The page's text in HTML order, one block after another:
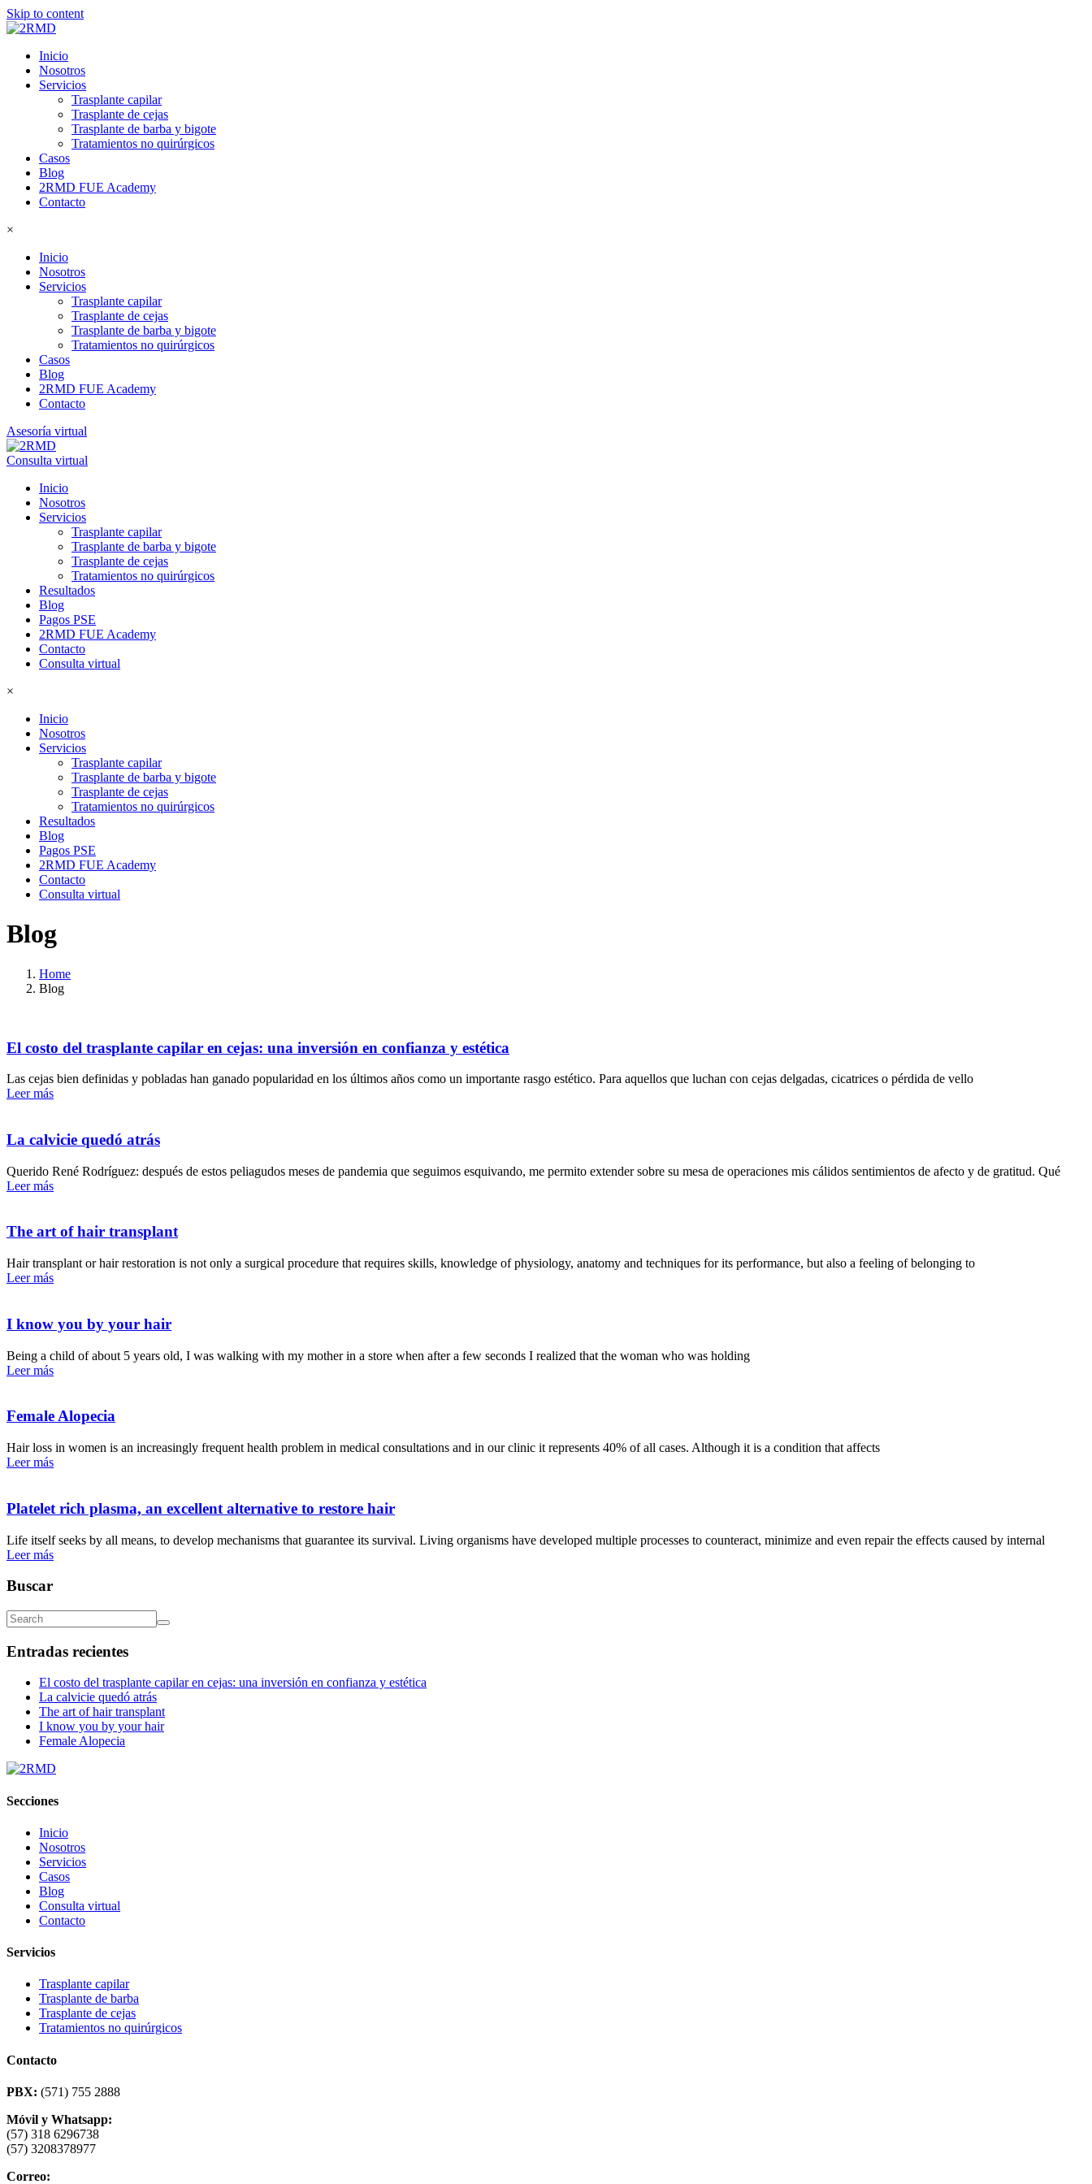
Skip to content
Inicio
Nosotros
Servicios
Trasplante capilar
Trasplante de cejas
Trasplante de barba y bigote
Tratamientos no quirúrgicos
Casos
Blog
2RMD FUE Academy
Contacto
×
Inicio
Nosotros
Servicios
Trasplante capilar
Trasplante de cejas
Trasplante de barba y bigote
Tratamientos no quirúrgicos
Casos
Blog
2RMD FUE Academy
Contacto
Asesoría virtual
Consulta virtual
Inicio
Nosotros
Servicios
Trasplante capilar
Trasplante de barba y bigote
Trasplante de cejas
Tratamientos no quirúrgicos
Resultados
Blog
Pagos PSE
2RMD FUE Academy
Contacto
Consulta virtual
×
Inicio
Nosotros
Servicios
Trasplante capilar
Trasplante de barba y bigote
Trasplante de cejas
Tratamientos no quirúrgicos
Resultados
Blog
Pagos PSE
2RMD FUE Academy
Contacto
Consulta virtual
Blog
Home
Blog
El costo del trasplante capilar en cejas: una inversión en confianza y estética
Las cejas bien definidas y pobladas han ganado popularidad en los últimos años como un importante rasgo estético. Para aquellos que luchan con cejas delgadas, cicatrices o pérdida de vello
Leer más
La calvicie quedó atrás
Querido René Rodríguez: después de estos peliagudos meses de pandemia que seguimos esquivando, me permito extender sobre su mesa de operaciones mis cálidos sentimientos de afecto y de gratitud. Qué
Leer más
The art of hair transplant
Hair transplant or hair restoration is not only a surgical procedure that requires skills, knowledge of physiology, anatomy and techniques for its performance, but also a feeling of belonging to
Leer más
I know you by your hair
Being a child of about 5 years old, I was walking with my mother in a store when after a few seconds I realized that the woman who was holding
Leer más
Female Alopecia
Hair loss in women is an increasingly frequent health problem in medical consultations and in our clinic it represents 40% of all cases. Although it is a condition that affects
Leer más
Platelet rich plasma, an excellent alternative to restore hair
Life itself seeks by all means, to develop mechanisms that guarantee its survival. Living organisms have developed multiple processes to counteract, minimize and even repair the effects caused by internal
Leer más
Buscar
Entradas recientes
El costo del trasplante capilar en cejas: una inversión en confianza y estética
La calvicie quedó atrás
The art of hair transplant
I know you by your hair
Female Alopecia
Secciones
Inicio
Nosotros
Servicios
Casos
Blog
Consulta virtual
Contacto
Servicios
Trasplante capilar
Trasplante de barba
Trasplante de cejas
Tratamientos no quirúrgicos
Contacto
PBX: (571) 755 2888
Móvil y Whatsapp:
(57) 318 6296738
(57) 3208378977
Correo: